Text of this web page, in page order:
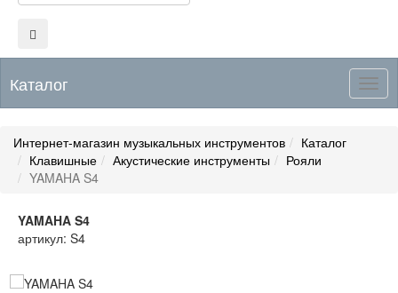
Каталог
Интернет-магазин музыкальных инструментов
Каталог
Клавишные
Акустические инструменты
Рояли
YAMAHA S4
YAMAHA S4
артикул: S4